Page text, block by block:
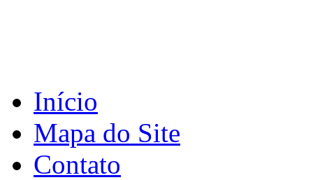
Início
Mapa do Site
Contato